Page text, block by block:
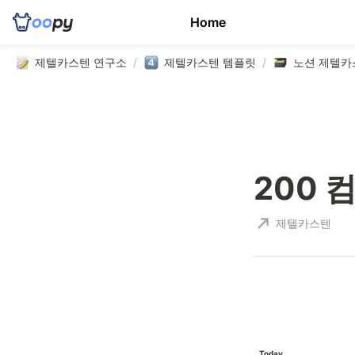
제텔카스텐 연구소 / 제텔카스텐 템플릿 / 노션 제텔
200
제텔카스텐
Home